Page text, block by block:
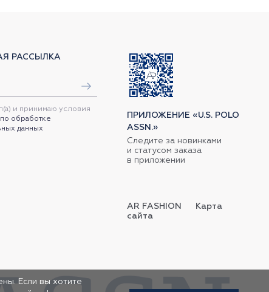
РАССЫЛКА
и принимаю условия
обработке
данных
ПРИЛОЖЕНИЕ «U.S. POLO
ASSN.»
Следите за новинками
и статусом заказа
в приложении
AR FASHION
Карта
сайта
Если вы хотите